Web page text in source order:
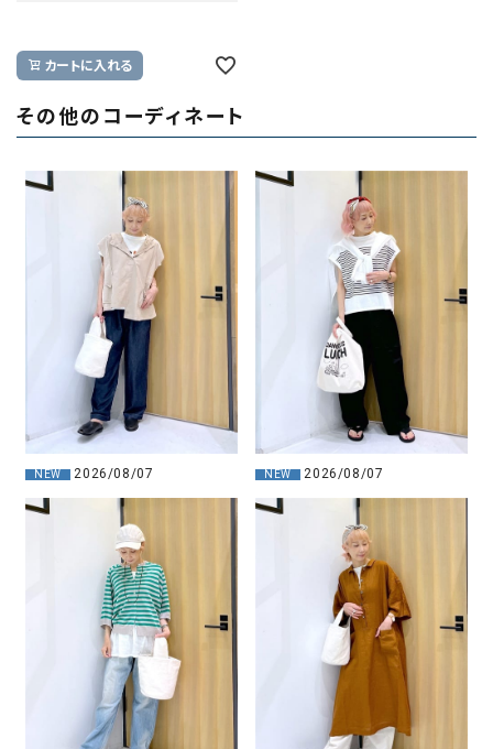
カートに入れる
その他のコーディネート
NEW 2026/08/07 NEW 2026/08/07